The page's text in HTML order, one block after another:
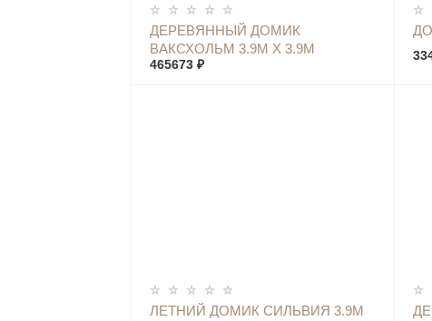
ДЕРЕВЯННЫЙ ДОМИК
ВАКСХОЛЬМ 3.9М Х 3.9М
465673 ₽
КУПИТЬ
ЛЕТНИЙ ДОМИК СИЛЬВИЯ 3.9М
КУПИТЬ